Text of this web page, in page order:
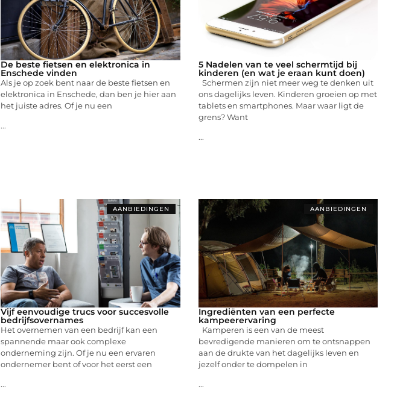
De beste fietsen en elektronica in
Enschede vinden
Als je op zoek bent naar de beste fietsen en
elektronica in Enschede, dan ben je hier aan
het juiste adres. Of je nu een
...
5 Nadelen van te veel schermtijd bij
kinderen (en wat je eraan kunt doen)
Schermen zijn niet meer weg te denken uit
ons dagelijks leven. Kinderen groeien op met
tablets en smartphones. Maar waar ligt de
grens? Want
...
AANBIEDINGEN
Vijf eenvoudige trucs voor succesvolle
bedrijfsovernames
Het overnemen van een bedrijf kan een
spannende maar ook complexe
onderneming zijn. Of je nu een ervaren
ondernemer bent of voor het eerst een
...
AANBIEDINGEN
Ingrediënten van een perfecte
kampeerervaring
Kamperen is een van de meest
bevredigende manieren om te ontsnappen
aan de drukte van het dagelijks leven en
jezelf onder te dompelen in
...